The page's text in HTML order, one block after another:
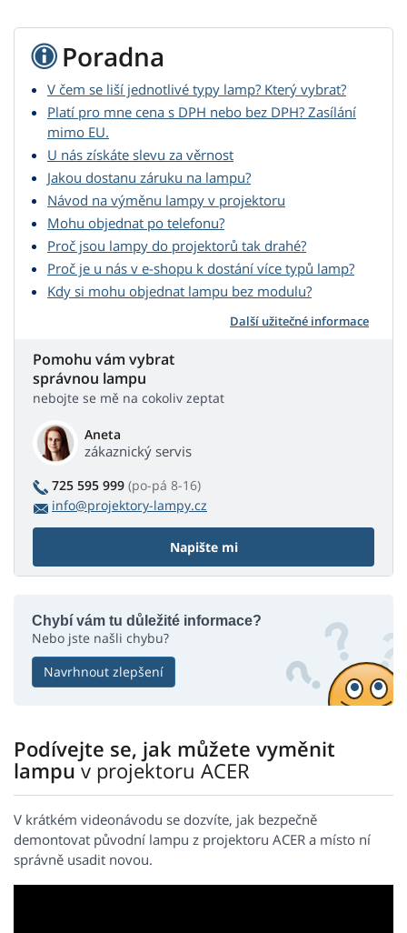
Poradna
V čem se liší jednotlivé typy lamp? Který vybrat?
Platí pro mne cena s DPH nebo bez DPH? Zasílání
mimo EU.
U nás získáte slevu za věrnost
Jakou dostanu záruku na lampu?
Návod na výměnu lampy v projektoru
Mohu objednat po telefonu?
Proč jsou lampy do projektorů tak drahé?
Proč je u nás v e-shopu k dostání více typů lamp?
Kdy si mohu objednat lampu bez modulu?
Další užitečné informace
Pomohu vám vybrat
správnou lampu
nebojte se mě na cokoliv zeptat
Aneta
zákaznický servis
725 595 999 (po-pá 8-16)
info@projektory-lampy.cz
Napište mi
Chybí vám tu důležité informace?
Nebo jste našli chybu?
Navrhnout zlepšení
Podívejte se, jak můžete vyměnit
lampuv projektoru ACER
V krátkém videonávodu se dozvíte, jak bezpečně
demontovat původní lampu z projektoru ACER a místo ní
správně usadit novou.